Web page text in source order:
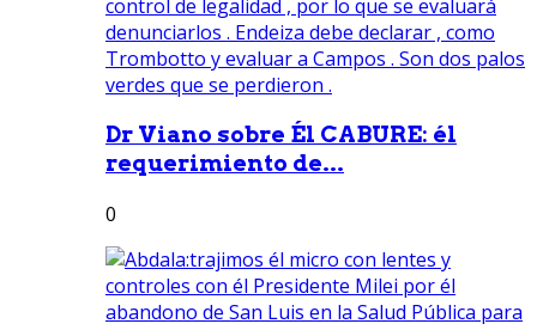
Dr Viano sobre Él CABURE: él
requerimiento de...
0